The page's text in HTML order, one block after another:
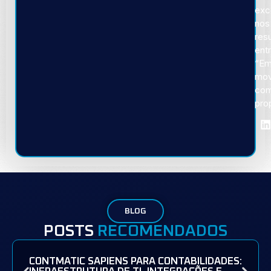
nos
BLOG
POSTS RECOMENDADOS
CONTMATIC SAPIENS PARA CONTABILIDADES: